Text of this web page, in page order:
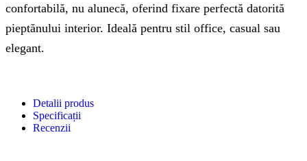
confortabilă, nu alunecă, oferind fixare perfectă datorită
pieptănului interior. Ideală pentru stil office, casual sau
elegant.
Detalii produs
Specificații
Recenzii